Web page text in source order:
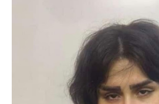
المنح المالية
قطع الاراضي
اخبار العراق